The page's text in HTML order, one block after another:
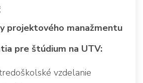
projektového manažmentu
pre štúdium na UTV:
vzdelanie